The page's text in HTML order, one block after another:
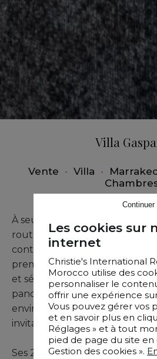
Villa
Vente • Villa •
À seulement 12 kilomètres de
route pittoresque de l’Ourika,
contemporaine de plain-pied
première ligne au sein d’une
et sécurisée. Sans aucun vis-à-
panorama spectaculaire sur les
environnantes et les sommets
invitant à une vie paisible et
Ses 285 m² habitables se
Les cookies sur
internet
Christie's International
Morocco utilise des
personnaliser le
offrir une expérience
Vous pouvez gérer vos
et en savoir plus en
Réglages » et à tout
pied de page du site en
Gestion des cookies ».